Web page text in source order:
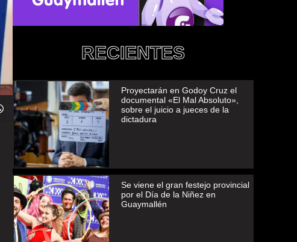
RECIENTES
Proyectarán en Godoy Cruz el
documental «El Mal Absoluto»,
sobre el juicio a jueces de la
dictadura
Se viene el gran festejo provincial
por el Día de la Niñez en
Guaymallén